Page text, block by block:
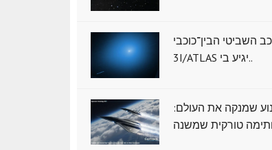
השביטי הבין־כוכבי
3I/ATLAS יגיע בי..
שמנקה את העולם: